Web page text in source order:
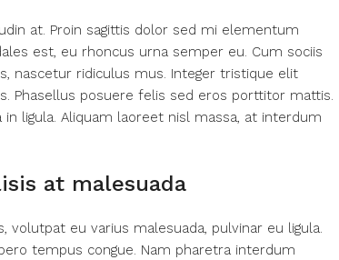
at. Proin sagittis dolor sed mi elementum
est, eu rhoncus urna semper eu. Cum sociis
nascetur ridiculus mus. Integer tristique elit
Phasellus posuere felis sed eros porttitor mattis.
ligula. Aliquam laoreet nisl massa, at interdum
at malesuada
eu varius malesuada, pulvinar eu ligula.
tempus congue. Nam pharetra interdum